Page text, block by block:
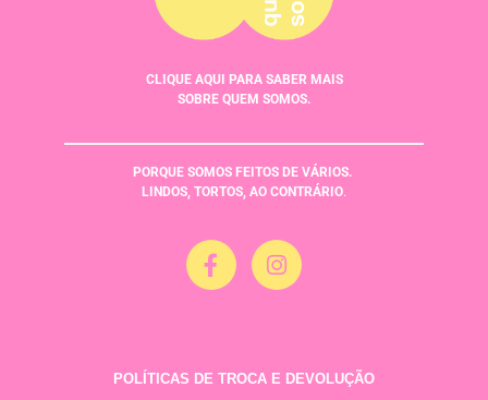
CLIQUE AQUI PARA SABER MAIS
SOBRE QUEM SOMOS.
PORQUE SOMOS FEITOS DE VÁRIOS.
LINDOS, TORTOS, AO CONTRÁRIO.
POLÍTICAS DE TROCA E DEVOLUÇÃO